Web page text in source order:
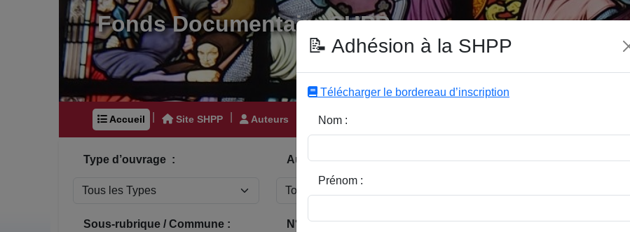
Fonds Documentaire SHPP
Accueil Site SHPP Auteurs Editeurs
Type d’ouvrage : Auteur : Rubrique :
Sous-rubrique / Commune : N° Indice / Revue : Classer par :
📝 Adhésion à la SHPP
Télécharger le bordereau d’inscription
Nom :
Prénom :